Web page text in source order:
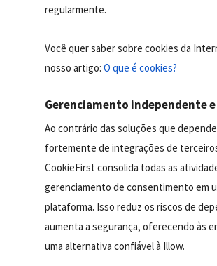
regularmente.
Você quer saber sobre cookies da
nosso artigo:O que é cookies?
Gerenciamento independente
Ao contrário das soluções que
fortemente de integrações de
CookieFirst consolida todas as
gerenciamento de consentimento em
plataforma. Isso reduz os riscos de
aumenta a segurança, oferecendo às
uma alternativa confiável à Illow.